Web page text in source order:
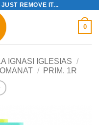
REMOVE IT...
0
IGNASI IGLESIAS /
/ PRIM. 1R